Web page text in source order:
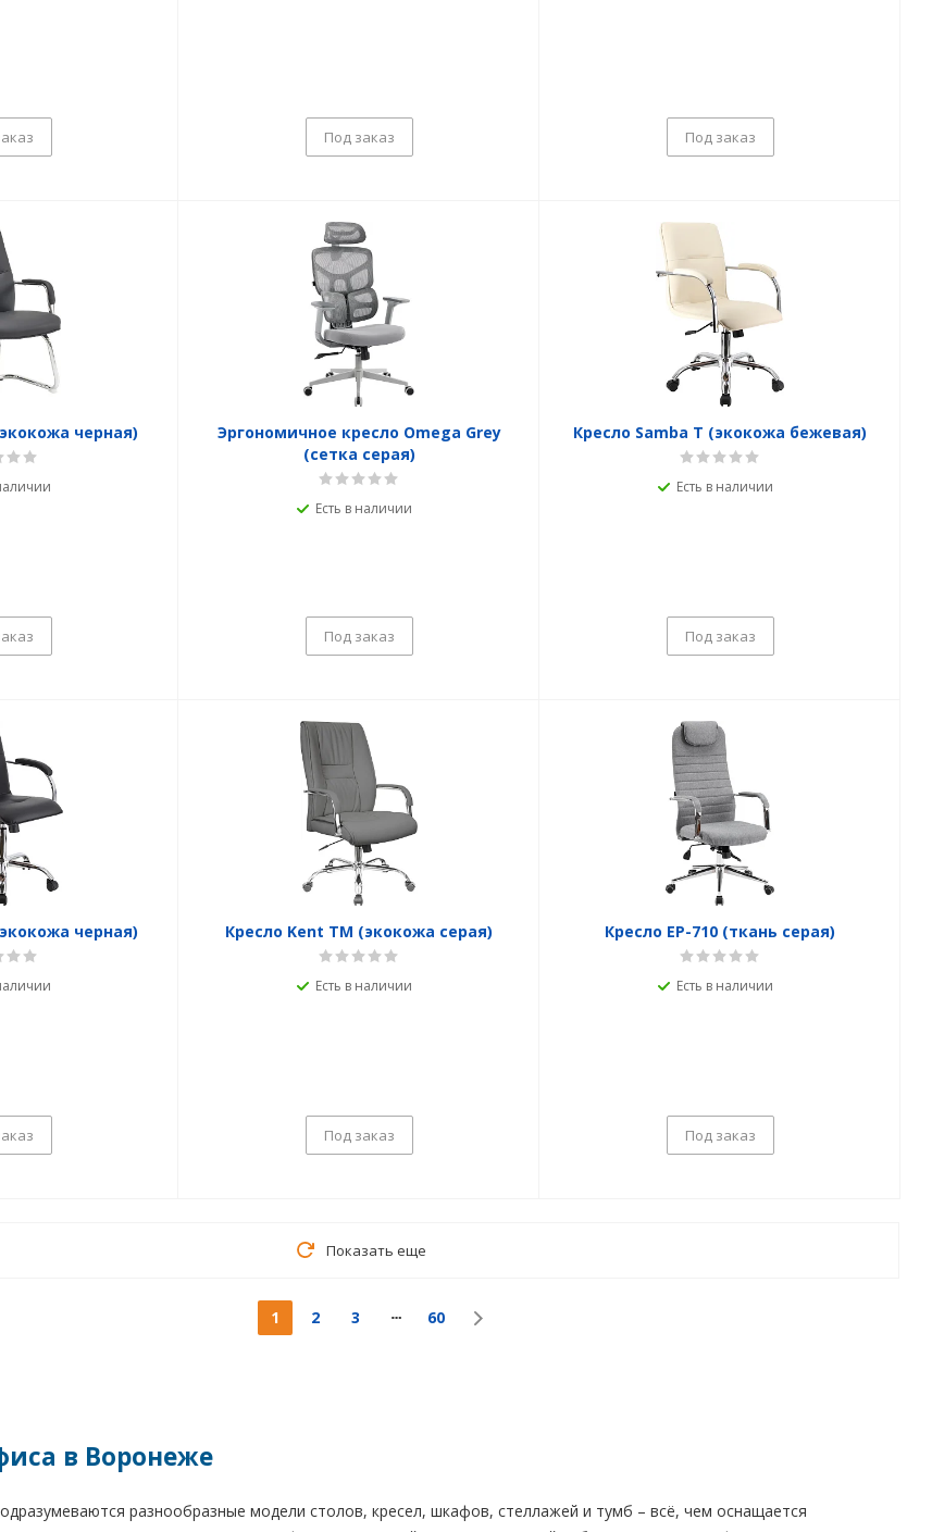
Под заказ Под заказ
черная)
Эргономичное кресло Omega Grey
(сетка серая)
Есть в наличии
Под заказ
Кресло Samba T (экокожа бежевая)
Есть в наличии
Под заказ
черная) Кресло Kent TM (экокожа серая)
Есть в наличии
Под заказ
Кресло EP-710 (ткань серая)
Есть в наличии
Под заказ
Показать еще
1 2 3 60
в Воронеже
разнообразные модели столов, кресел, шкафов, стеллажей и тумб – всё, чем оснащается